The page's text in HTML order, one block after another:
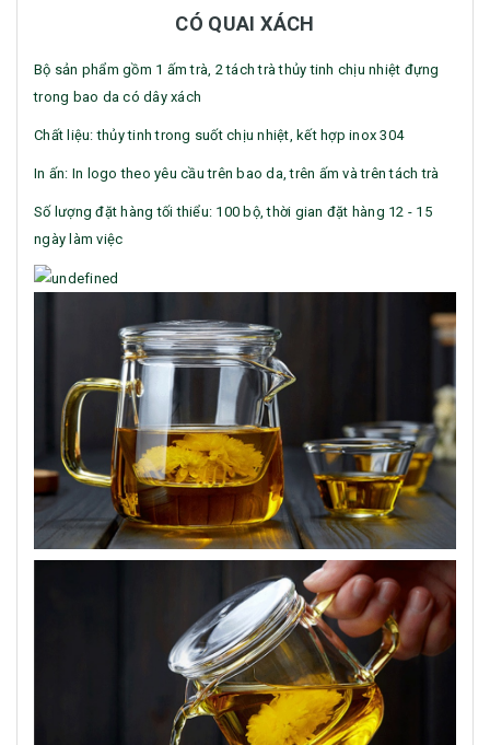
CÓ QUAI XÁCH
Bộ sản phẩm gồm 1 ấm trà, 2 tách trà thủy tinh chịu nhiệt đựng
trong bao da có dây xách
Chất liệu: thủy tinh trong suốt chịu nhiệt, kết hợp inox 304
In ấn: In logo theo yêu cầu trên bao da, trên ấm và trên tách trà
Số lượng đặt hàng tối thiểu: 100 bộ, thời gian đặt hàng 12 - 15
ngày làm việc